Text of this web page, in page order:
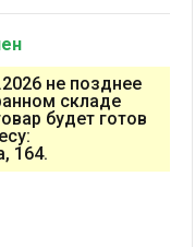
не позднее
складе
будет готов
164.